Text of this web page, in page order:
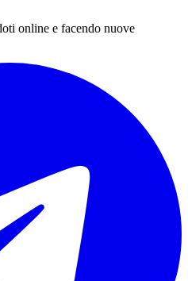
online e facendo nuove